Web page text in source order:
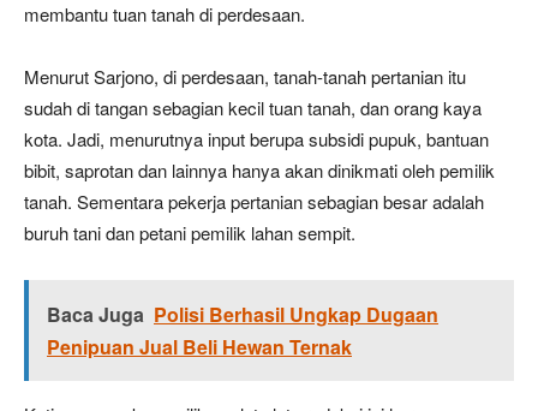
membantu tuan tanah di perdesaan.
Menurut Sarjono, di perdesaan, tanah-tanah pertanian itu
sudah di tangan sebagian kecil tuan tanah, dan orang kaya
kota. Jadi, menurutnya input berupa subsidi pupuk, bantuan
bibit, saprotan dan lainnya hanya akan dinikmati oleh pemilik
tanah. Sementara pekerja pertanian sebagian besar adalah
buruh tani dan petani pemilik lahan sempit.
Baca Juga Polisi Berhasil Ungkap Dugaan
Penipuan Jual Beli Hewan Ternak